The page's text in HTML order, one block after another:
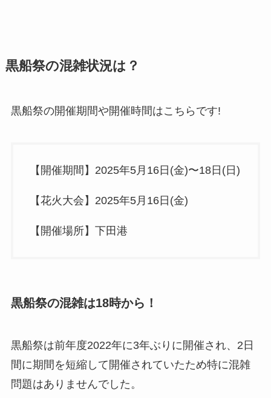
黒船祭の混雑状況は？
黒船祭の開催期間や開催時間はこちらです!
【開催期間】2025年5月16日(金)〜18日(日)
【花火大会】2025年5月16日(金)
【開催場所】下田港
黒船祭の混雑は18時から！
黒船祭は前年度2022年に3年ぶりに開催され、2日
間に期間を短縮して開催されていたため特に混雑
問題はありませんでした。